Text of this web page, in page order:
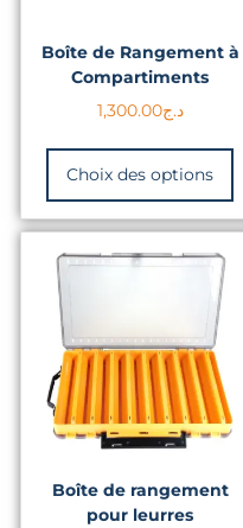
Boîte de Rangement à
Compartiments
د.ج1,300.00
Choix des options
Boîte de rangement
pour leurres